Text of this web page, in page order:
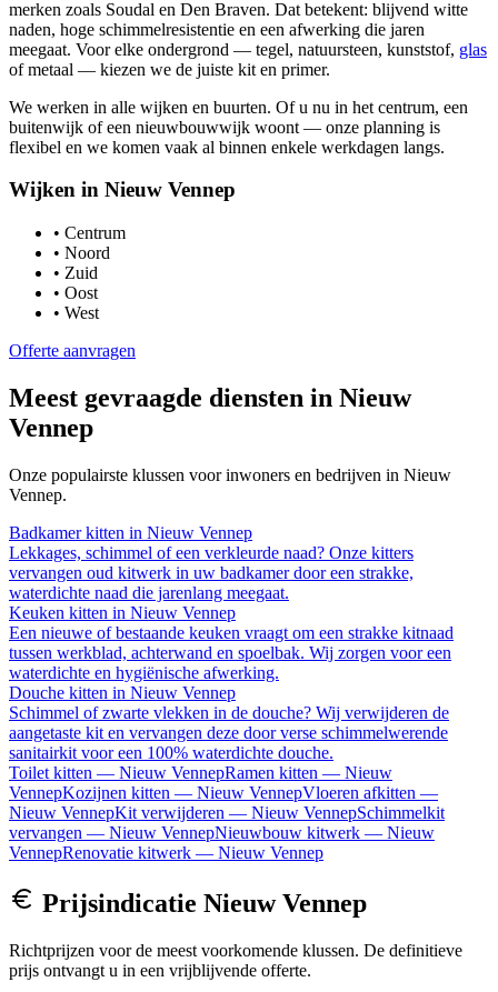
merken zoals Soudal en Den Braven. Dat betekent: blijvend witte
naden, hoge schimmelresistentie en een afwerking die jaren
meegaat. Voor elke ondergrond — tegel, natuursteen, kunststof, glas
of metaal — kiezen we de juiste kit en primer.
We werken in alle wijken en buurten. Of u nu in het centrum, een
buitenwijk of een nieuwbouwwijk woont — onze planning is
flexibel en we komen vaak al binnen enkele werkdagen langs.
Wijken in Nieuw Vennep
• Centrum
• Noord
• Zuid
• Oost
• West
Offerte aanvragen
Meest gevraagde diensten in Nieuw
Vennep
Onze populairste klussen voor inwoners en bedrijven in Nieuw
Vennep.
Badkamer kitten in Nieuw Vennep
Lekkages, schimmel of een verkleurde naad? Onze kitters
vervangen oud kitwerk in uw badkamer door een strakke,
waterdichte naad die jarenlang meegaat.
Keuken kitten in Nieuw Vennep
Een nieuwe of bestaande keuken vraagt om een strakke kitnaad
tussen werkblad, achterwand en spoelbak. Wij zorgen voor een
waterdichte en hygiënische afwerking.
Douche kitten in Nieuw Vennep
Schimmel of zwarte vlekken in de douche? Wij verwijderen de
aangetaste kit en vervangen deze door verse schimmelwerende
sanitairkit voor een 100% waterdichte douche.
Toilet kitten — Nieuw VennepRamen kitten — Nieuw
VennepKozijnen kitten — Nieuw VennepVloeren afkitten —
Nieuw VennepKit verwijderen — Nieuw VennepSchimmelkit
vervangen — Nieuw VennepNieuwbouw kitwerk — Nieuw
VennepRenovatie kitwerk — Nieuw Vennep
Prijsindicatie Nieuw Vennep
Richtprijzen voor de meest voorkomende klussen. De definitieve
prijs ontvangt u in een vrijblijvende offerte.